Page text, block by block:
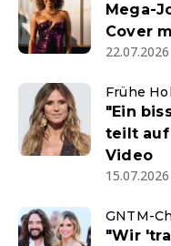
Mega-
Cover
Frühe
"Ein
teilt auf
Video
GNTM-
"Wir